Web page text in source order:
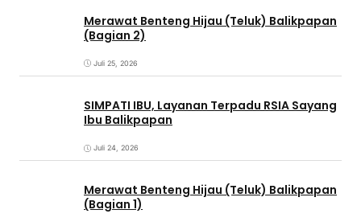
Merawat Benteng Hijau (Teluk) Balikpapan
(Bagian 2)
Juli 25, 2026
SIMPATI IBU, Layanan Terpadu RSIA Sayang
Ibu Balikpapan
Juli 24, 2026
Merawat Benteng Hijau (Teluk) Balikpapan
(Bagian 1)